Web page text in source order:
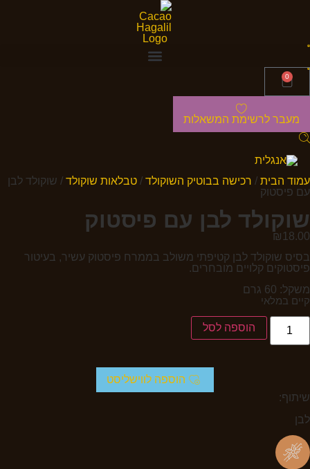
0
מעבר לרשימת המשאלות
עמוד הבית / רכישה בבוטיק השוקולד / טבלאות שוקולד / שוקולד לבן
עם פיסטוק
שוקולד לבן עם פיסטוק
₪ 18.00
בסיס שוקולד לבן קטיפתי משולב בממרח פיסטוק עשיר, בעיטור
פיסטוקים קלויים מובחרים.
משקל: 60 גרם
קיים במלאי
הוספה לסל
הוספה לווישליסט
שיתוף:
לבן